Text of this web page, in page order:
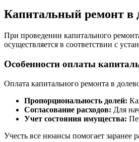
Капитальный ремонт в
При проведении капитального
осуществляется в соответствии с
Особенности оплаты
Оплата капитального ремонта в
Пропорциональность долей:
Согласование расходов: Для
Учет состояния имущества:
Учесть все нюансы помогает заранее